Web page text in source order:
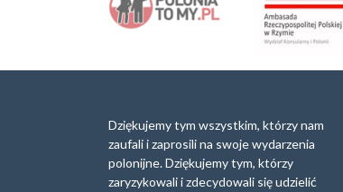
n
a
:
Dziękujemy tym wszystkim, którzy nam
zaufali i zaprosili na swoje wydarzenia
polonijne. Dziękujemy tym, którzy
zaryzykowali i zdecydowali się udzielić